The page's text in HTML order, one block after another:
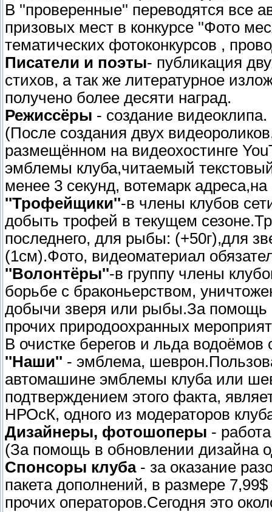
В ''проверенные'' переводятся все
призовых мест в конкурсе ''Фото
тематических фотоконкурсов ,
Писатели и поэты- публикация
стихов, а так же литературное
получено более десяти наград.
Режиссёры - создание видеоклипа.
(После создания двух
размещённом на видеохостинге
эмблемы клуба,читаемый
менее 3 секунд, вотемарк
''Трофейщики''-в члены клубов
добыть трофей в текущем
последнего, для рыбы: (+50г),для
(1см).Фото, видеоматериал
''Волонтёры''-в группу члены
борьбе с браконьерством,
добычи зверя или рыбы.За помощь
прочих природоохранных
В очистке берегов и льда водоёмов
''Наши'' - эмблема,
автомашине эмблемы клуба или
подтверждением этого факта,
НРОсК, одного из модераторов
Дизайнеры, фотошоперы -
(За помощь в обновлении дизайна
Спонсоры клуба- за оказание
пакета дополнений, в размере
прочих операторов.Сегодня это